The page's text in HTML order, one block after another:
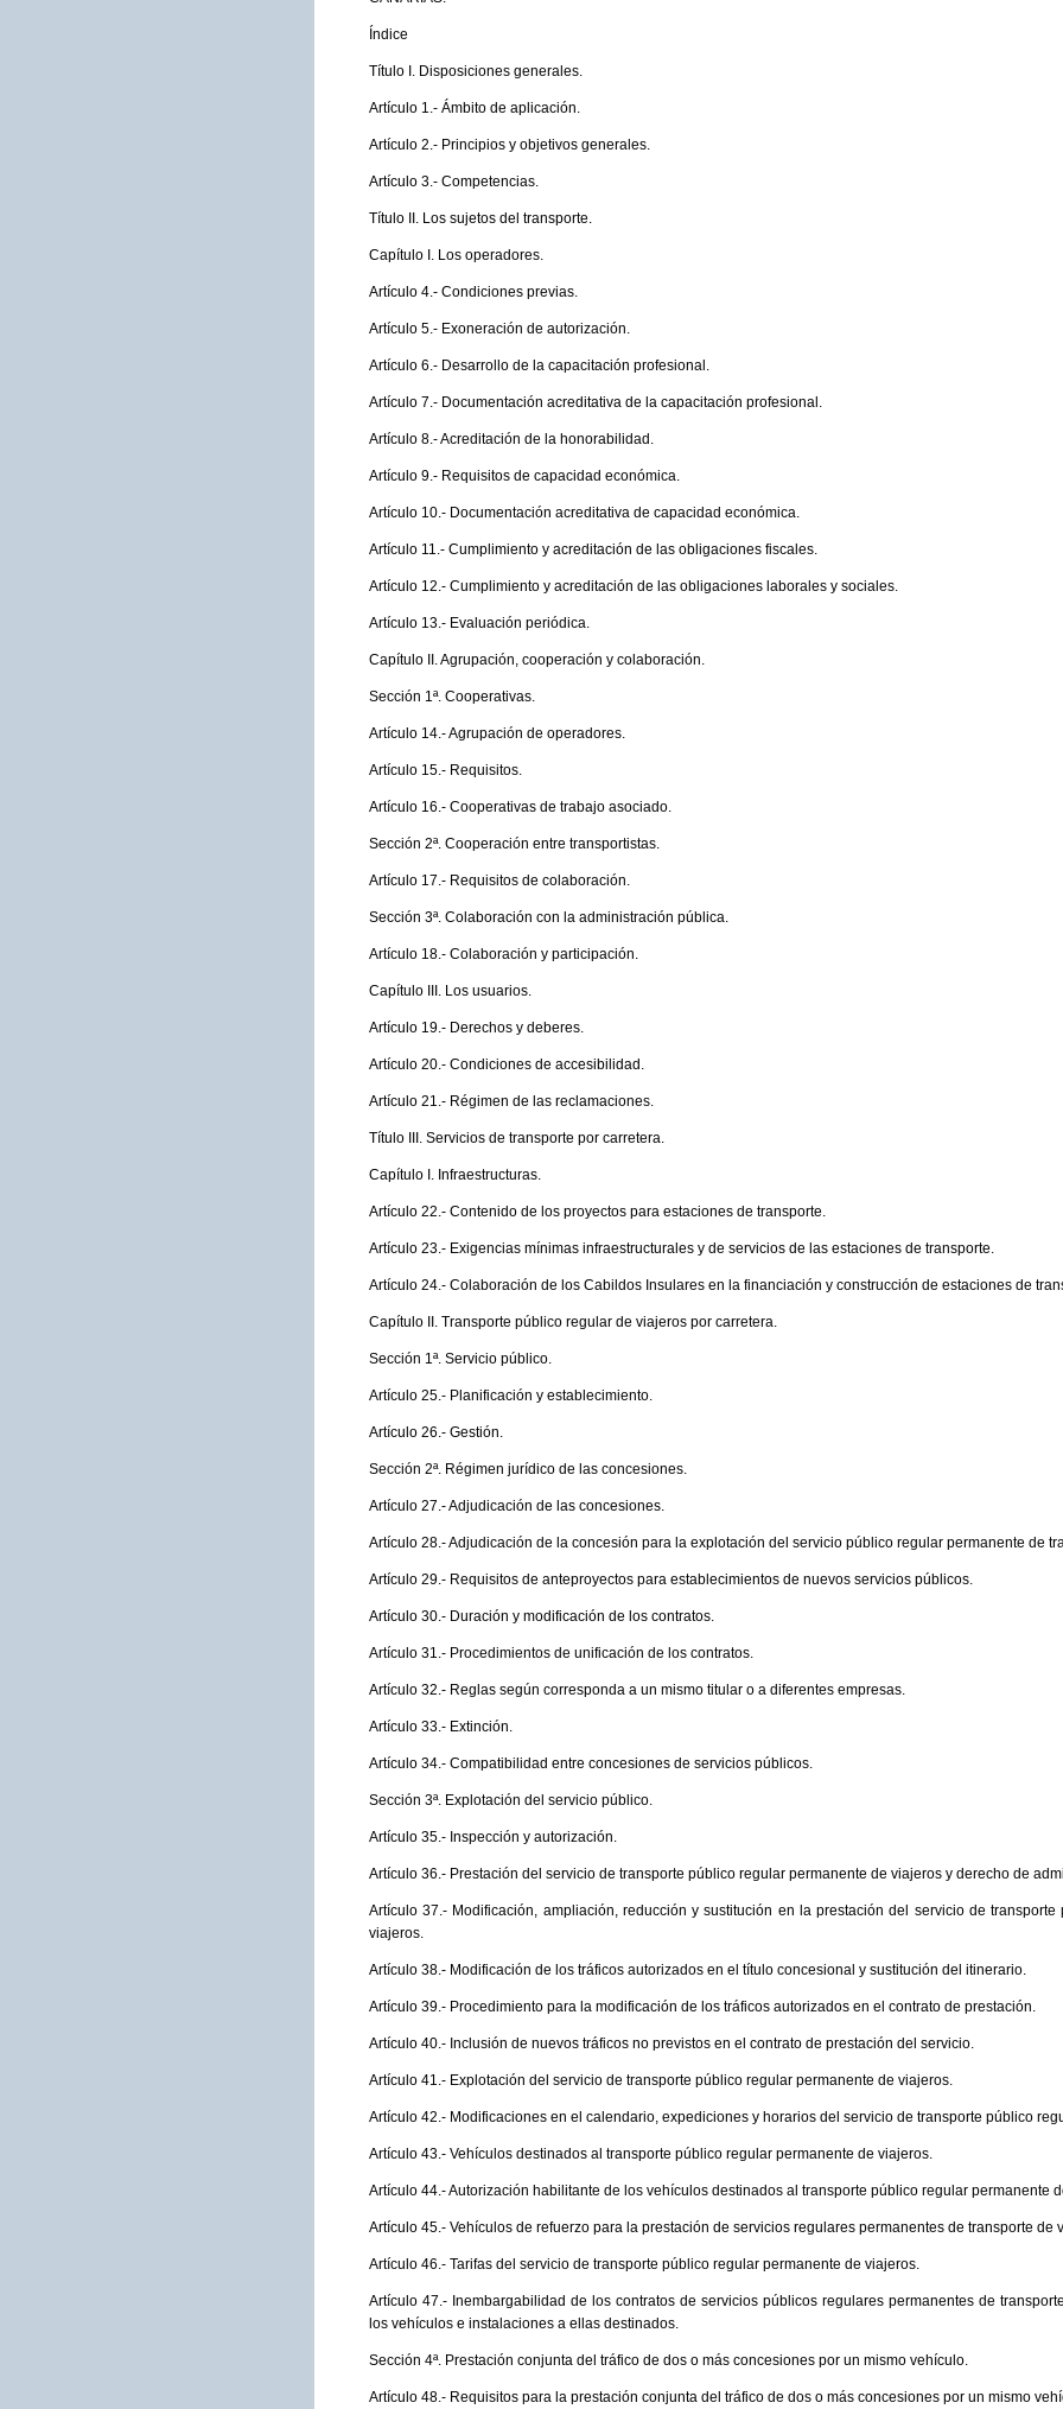
Índice
Título I. Disposiciones generales.
Artículo 1.- Ámbito de aplicación.
Artículo 2.- Principios y objetivos generales.
Artículo 3.- Competencias.
Título II. Los sujetos del transporte.
Capítulo I. Los operadores.
Artículo 4.- Condiciones previas.
Artículo 5.- Exoneración de autorización.
Artículo 6.- Desarrollo de la capacitación profesional.
Artículo 7.- Documentación acreditativa de la capacitación profesional.
Artículo 8.- Acreditación de la honorabilidad.
Artículo 9.- Requisitos de capacidad económica.
Artículo 10.- Documentación acreditativa de capacidad económica.
Artículo 11.- Cumplimiento y acreditación de las obligaciones fiscales.
Artículo 12.- Cumplimiento y acreditación de las obligaciones laborales y sociales.
Artículo 13.- Evaluación periódica.
Capítulo II. Agrupación, cooperación y colaboración.
Sección 1ª. Cooperativas.
Artículo 14.- Agrupación de operadores.
Artículo 15.- Requisitos.
Artículo 16.- Cooperativas de trabajo asociado.
Sección 2ª. Cooperación entre transportistas.
Artículo 17.- Requisitos de colaboración.
Sección 3ª. Colaboración con la administración pública.
Artículo 18.- Colaboración y participación.
Capítulo III. Los usuarios.
Artículo 19.- Derechos y deberes.
Artículo 20.- Condiciones de accesibilidad.
Artículo 21.- Régimen de las reclamaciones.
Título III. Servicios de transporte por carretera.
Capítulo I. Infraestructuras.
Artículo 22.- Contenido de los proyectos para estaciones de transporte.
Artículo 23.- Exigencias mínimas infraestructurales y de servicios de las estaciones de transporte.
Artículo 24.- Colaboración de los Cabildos Insulares en la financiación y construcción de estaciones de
Capítulo II. Transporte público regular de viajeros por carretera.
Sección 1ª. Servicio público.
Artículo 25.- Planificación y establecimiento.
Artículo 26.- Gestión.
Sección 2ª. Régimen jurídico de las concesiones.
Artículo 27.- Adjudicación de las concesiones.
Artículo 28.- Adjudicación de la concesión para la explotación del servicio público regular permanente de
Artículo 29.- Requisitos de anteproyectos para establecimientos de nuevos servicios públicos.
Artículo 30.- Duración y modificación de los contratos.
Artículo 31.- Procedimientos de unificación de los contratos.
Artículo 32.- Reglas según corresponda a un mismo titular o a diferentes empresas.
Artículo 33.- Extinción.
Artículo 34.- Compatibilidad entre concesiones de servicios públicos.
Sección 3ª. Explotación del servicio público.
Artículo 35.- Inspección y autorización.
Artículo 36.- Prestación del servicio de transporte público regular permanente de viajeros y derecho de
Artículo 37.- Modificación, ampliación, reducción y sustitución en la prestación del servicio de
viajeros.
Artículo 38.- Modificación de los tráficos autorizados en el título concesional y sustitución del itinerario.
Artículo 39.- Procedimiento para la modificación de los tráficos autorizados en el contrato de prestación.
Artículo 40.- Inclusión de nuevos tráficos no previstos en el contrato de prestación del servicio.
Artículo 41.- Explotación del servicio de transporte público regular permanente de viajeros.
Artículo 42.- Modificaciones en el calendario, expediciones y horarios del servicio de transporte público
Artículo 43.- Vehículos destinados al transporte público regular permanente de viajeros.
Artículo 44.- Autorización habilitante de los vehículos destinados al transporte público regular permanente
Artículo 45.- Vehículos de refuerzo para la prestación de servicios regulares permanentes de transporte de
Artículo 46.- Tarifas del servicio de transporte público regular permanente de viajeros.
Artículo 47.- Inembargabilidad de los contratos de servicios públicos regulares permanentes de
los vehículos e instalaciones a ellas destinados.
Sección 4ª. Prestación conjunta del tráfico de dos o más concesiones por un mismo vehículo.
Artículo 48.- Requisitos para la prestación conjunta del tráfico de dos o más concesiones por un mismo